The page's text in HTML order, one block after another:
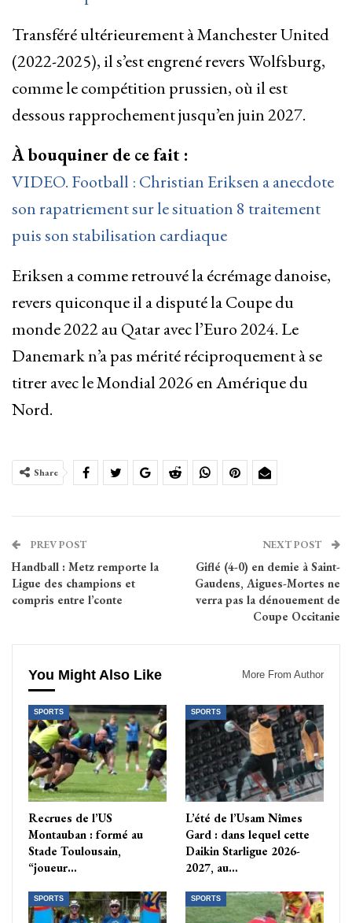
Transféré ultérieurement à Manchester United
(2022-2025), il s’est engrené revers Wolfsburg,
comme le compétition prussien, où il est
dessous rapprochement jusqu’en juin 2027.
À bouquiner de ce fait :
VIDEO. Football : Christian Eriksen a anecdote
son rapatriement sur le situation 8 traitement
puis son stabilisation cardiaque
Eriksen a comme retrouvé la écrémage danoise,
revers quiconque il a disputé la Coupe du
monde 2022 au Qatar avec l’Euro 2024. Le
Danemark n’a pas mérité réciproquement à se
titrer avec le Mondial 2026 en Amérique du
Nord.
Share
PREV POST
Handball : Metz remporte la
Ligue des champions et
compris entre l’conte
NEXT POST
Giflé (4-0) en demie à Saint-
Gaudens, Aigues-Mortes ne
verra pas la dénouement de
Coupe Occitanie
You Might Also Like More From Author
SPORTS
Recrues de l’US
Montauban : formé au
Stade Toulousain,
“joueur…
SPORTS
L’été de l’Usam Nîmes
Gard : dans lequel cette
Daikin Starligue 2026-
2027, au…
SPORTS SPORTS